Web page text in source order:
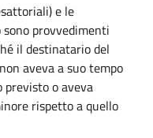
e le
provvedimenti
il destinatario del
aveva a suo tempo
previsto o aveva
rispetto a quello